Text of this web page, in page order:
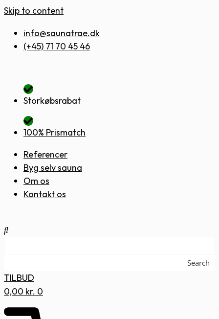
Skip to content
info@saunatrae.dk
(+45) 71 70 45 46
Storkøbsrabat
100% Prismatch
Referencer
Byg selv sauna
Om os
Kontakt os
Search
TILBUD
0,00 kr. 0